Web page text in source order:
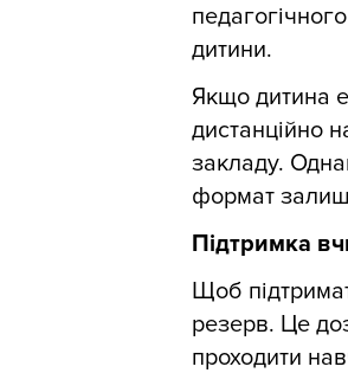
дитини.
Якщо дитина
дистанційно
закладу.
формат
Підтримка
Щоб
резерв. Це
проходити